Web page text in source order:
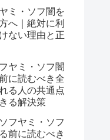
ミ・ソフ闇を
へ｜絶対に利
ない理由と正
ヤミ・ソフ闇
に読むべき全
る人の共通点
る解決策
フヤミ・ソフ
前に読むべき